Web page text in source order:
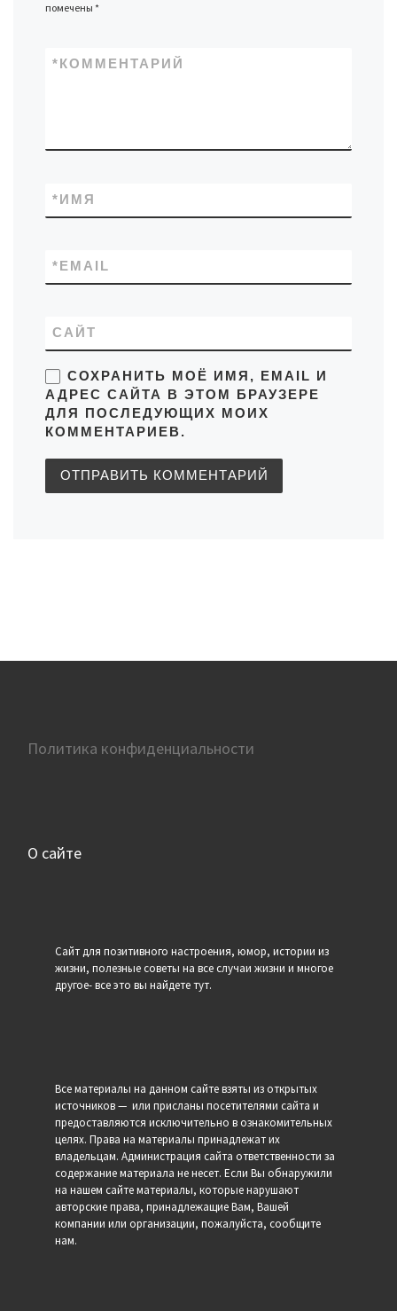
помечены*
КОММЕНТАРИЙ
*
ИМЯ
*
EMAIL
*
САЙТ
СОХРАНИТЬ МОЁ ИМЯ, EMAIL И
АДРЕС САЙТА В ЭТОМ БРАУЗЕРЕ
ДЛЯ ПОСЛЕДУЮЩИХ МОИХ
КОММЕНТАРИЕВ.
Политика конфиденциальности
О сайте
Сайт для позитивного настроения, юмор, истории из
жизни, полезные советы на все случаи жизни и многое
другое- все это вы найдете тут.
Все материалы на данном сайте взяты из открытых
источников — или присланы посетителями сайта и
предоставляются исключительно в ознакомительных
целях. Права на материалы принадлежат их
владельцам. Администрация сайта ответственности за
содержание материала не несет. Если Вы обнаружили
на нашем сайте материалы, которые нарушают
авторские права, принадлежащие Вам, Вашей
компании или организации, пожалуйста, сообщите
нам.